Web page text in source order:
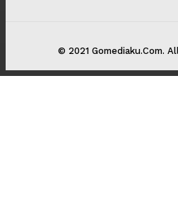
© 2021 Gomediaku.Com.